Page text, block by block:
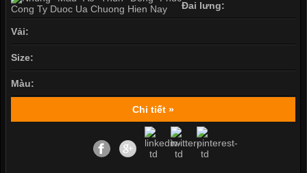
Đai lưng:
Vải:
Size:
Màu:
Chi tiết »